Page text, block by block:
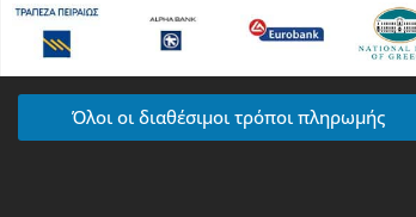
Όλοι οι διαθέσιμοι τρόποι πληρωμής